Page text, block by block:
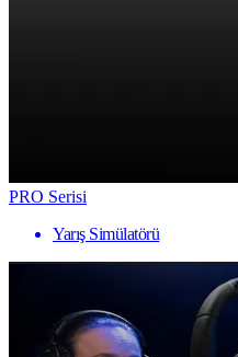
PRO Serisi
Yarış Simülatörü